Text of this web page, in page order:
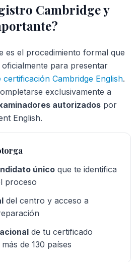
Cambridge y
es el procedimiento formal que
para presentar
certificación Cambridge English.
exclusivamente a
autorizados por
English.
único que te identifica
proceso
del centro y acceso a
de tu certificado
de 130 países